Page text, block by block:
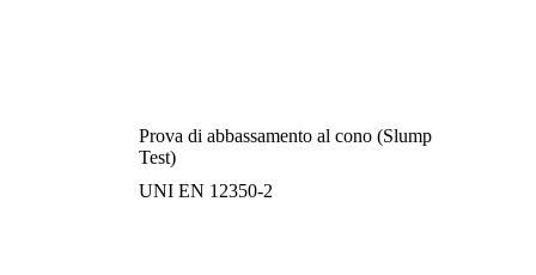
Prova di abbassamento al cono (Slump
Test)
UNI EN 12350-2